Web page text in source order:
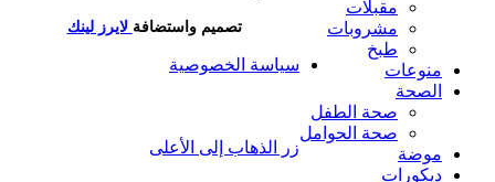
مقبلات
مشروبات
طبخ
منوعات
الصحة
صحة الطفل
صحة الحوامل
موضة
ديكورات
تصميم واستضافة لايرز لينك
سياسة الخصوصية
زر الذهاب إلى الأعلى